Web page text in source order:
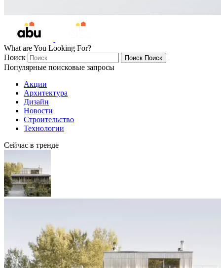
What are You Looking For?
Поиск
Поиск Поиск
Популярные поисковые запросы
Акции
Архитектура
Дизайн
Новости
Строительство
Технологии
Сейчас в тренде